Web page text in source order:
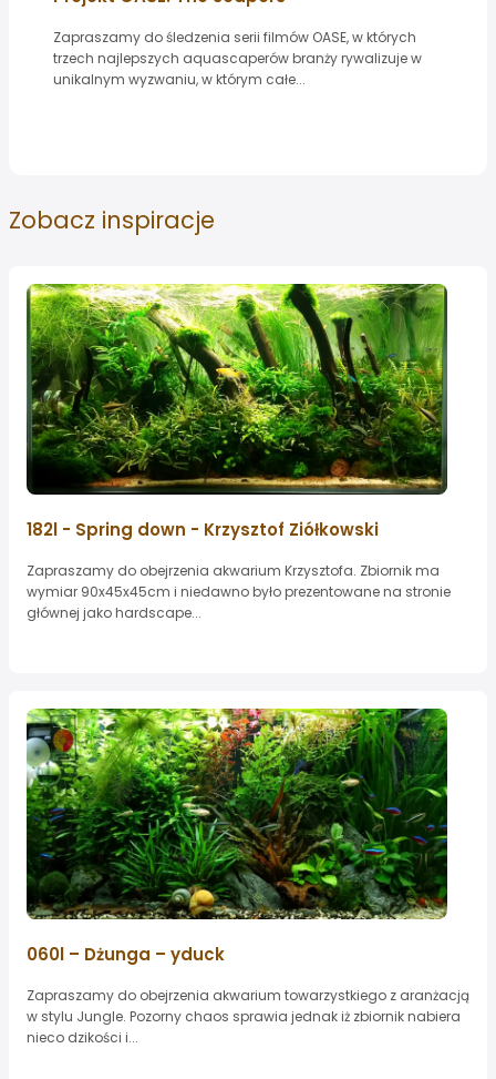
Zapraszamy do śledzenia serii filmów OASE, w których
trzech najlepszych aquascaperów branży rywalizuje w
unikalnym wyzwaniu, w którym całe...
Zobacz inspiracje
182l - Spring down - Krzysztof Ziółkowski
Zapraszamy do obejrzenia akwarium Krzysztofa. Zbiornik ma
wymiar 90x45x45cm i niedawno było prezentowane na stronie
głównej jako hardscape...
060l – Dżunga – yduck
Zapraszamy do obejrzenia akwarium towarzystkiego z aranżacją
w stylu Jungle. Pozorny chaos sprawia jednak iż zbiornik nabiera
nieco dzikości i...